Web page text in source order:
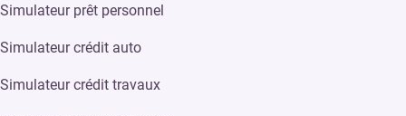
Simulateur prêt personnel
Simulateur crédit auto
Simulateur crédit travaux